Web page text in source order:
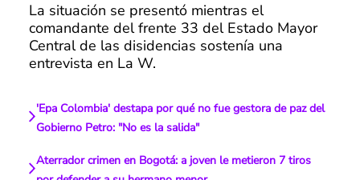
La situación se presentó mientras el
comandante del frente 33 del Estado Mayor
Central de las disidencias sostenía una
entrevista en La W.
'Epa Colombia' destapa por qué no fue gestora de paz del
Gobierno Petro: "No es la salida"
Aterrador crimen en Bogotá: a joven le metieron 7 tiros